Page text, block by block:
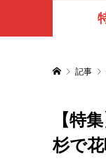
記事
【特
杉で